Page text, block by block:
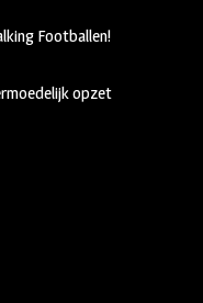
Footballen!
opzet